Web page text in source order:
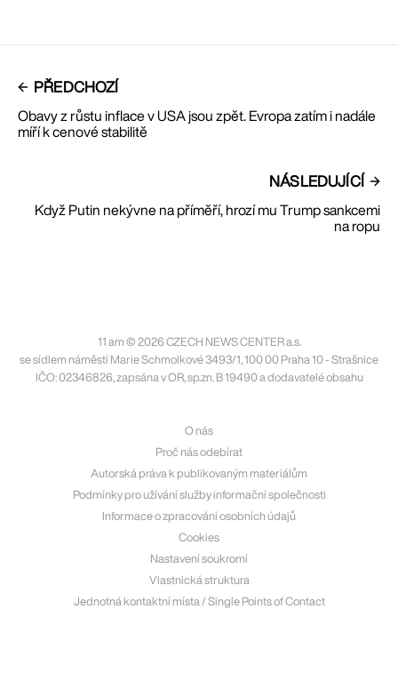
PŘEDCHOZÍ
Obavy z růstu inflace v USA jsou zpět. Evropa zatím i nadále
míří k cenové stabilitě
NÁSLEDUJÍCÍ
Když Putin nekývne na příměří, hrozí mu Trump sankcemi
na ropu
11 am © 2026 CZECH NEWS CENTER a.s.
se sídlem náměstí Marie Schmolkové 3493/1, 100 00 Praha 10 - Strašnice
IČO: 02346826, zapsána v OR, sp.zn. B 19490 a dodavatelé obsahu
O nás
Proč nás odebírat
Autorská práva k publikovaným materiálům
Podmínky pro užívání služby informační společnosti
Informace o zpracování osobních údajů
Cookies
Nastavení soukromí
Vlastnická struktura
Jednotná kontaktní místa / Single Points of Contact